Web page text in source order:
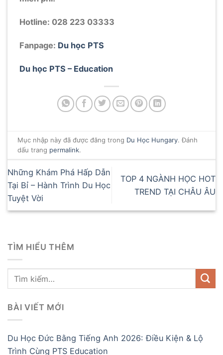
Hotline: 028 223 03333
Fanpage: Du học PTS
Du học PTS – Education
Mục nhập này đã được đăng trong Du Học Hungary. Đánh
dấu trang permalink.
Những Khám Phá Hấp Dẫn
Tại Bỉ – Hành Trình Du Học
Tuyệt Vời
TOP 4 NGÀNH HỌC HOT
TREND TẠI CHÂU ÂU
TÌM HIỂU THÊM
BÀI VIẾT MỚI
Du Học Đức Bằng Tiếng Anh 2026: Điều Kiện & Lộ
Trình Cùng PTS Education